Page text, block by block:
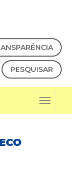
PESQUISAR